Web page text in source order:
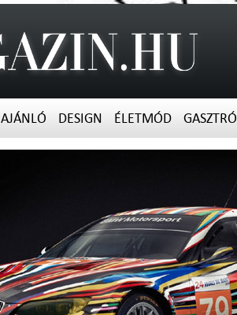
AJÁNLÓ DESIGN ÉLETMÓD GASZTRÓ